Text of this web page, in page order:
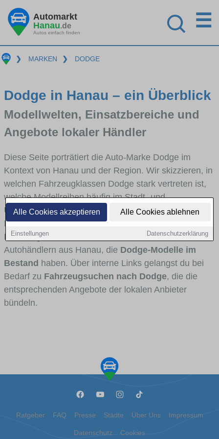
Alle Cookies akzeptieren Alle Cookies ablehnen
Einstellungen Datenschutzerklärung
Automarkt
Hanau.de
Autos einfach finden
☰
❯ MARKEN ❯ DODGE
Dodge in Hanau – ein Überblick
Modellwelten, Einsatzbereiche und
Angebote lokaler Händler
Diese Seite porträtiert die Auto-Marke Dodge im
Kontext von Hanau und der Region. Wir skizzieren, in
welchen Fahrzeugklassen Dodge stark vertreten ist,
welche Modellreihen häufig im Stadt- und
Umlandverkehr zu sehen sind und für welche
Fahrertypen die Marke interessant ist. Viele
Fahrzeuge stammen von Autohäusern und
Autohändlern aus Hanau, die Dodge-Modelle im
Bestand haben. Über interne Links gelangst du bei
Bedarf zu Fahrzeugsuchen nach Dodge, die die
entsprechenden Angebote der lokalen Anbieter
bündeln.
Ratgeber FAQ Presse Städte Über Uns Impressum
Datenschutz Cookies